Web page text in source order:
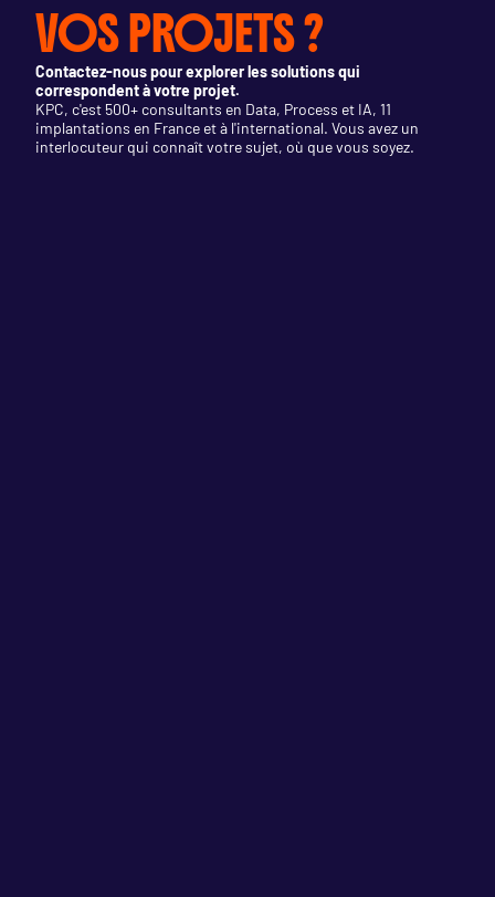
VOS PROJETS ?
Contactez-nous pour explorer les solutions qui
correspondent à votre projet.
KPC, c'est 500+ consultants en Data, Process et IA, 11
implantations en France et à l'international. Vous avez un
interlocuteur qui connaît votre sujet, où que vous soyez.